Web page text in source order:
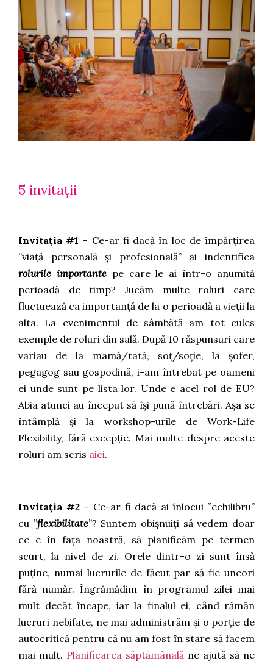
5 invitații
Invitația #1 – Ce-ar fi dacă în loc de împărțirea
”viață personală și profesională” ai indentifica
rolurile importantepe care le ai într-o anumită
perioadă de timp? Jucăm multe roluri care
fluctuează ca importanță de la o perioadă a vieții la
alta. La evenimentul de sâmbătă am tot cules
exemple de roluri din sală. După 10 răspunsuri care
variau de la mamă/tată, soț/soție, la șofer,
pegagog sau gospodină, i-am întrebat pe oameni
ei unde sunt pe lista lor. Unde e acel rol de EU?
Abia atunci au început să își pună întrebări. Așa se
întâmplă și la workshop-urile de Work-Life
Flexibility, fără excepție. Mai multe despre aceste
roluri am scris aici.
Invitația #2– Ce-ar fi dacă ai înlocui ”echilibru”
cu ”flexibilitate”? Suntem obișnuiți să vedem doar
ce e în fața noastră, să planificăm pe termen
scurt, la nivel de zi. Orele dintr-o zi sunt însă
puține, numai lucrurile de făcut par să fie uneori
fără număr. Îngrămădim în programul zilei mai
mult decât încape, iar la finalul ei, când rămân
lucruri nebifate, ne mai administrăm și o porție de
autocritică pentru că nu am fost în stare să facem
mai mult. Planificarea săptămânală ne ajută să ne